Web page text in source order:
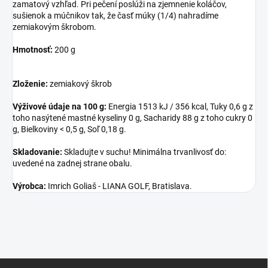
zamatový vzhľad. Pri pečení poslúži na zjemnenie koláčov,
sušienok a múčnikov tak, že časť múky (1/4) nahradíme
zemiakovým škrobom.
Hmotnosť: 200 g
Zloženie: zemiakový škrob
Výživové údaje na 100 g: Energia 1513 kJ / 356 kcal, Tuky 0,6 g z
toho nasýtené mastné kyseliny 0 g, Sacharidy 88 g z toho cukry 0
g, Bielkoviny < 0,5 g, Soľ 0,18 g.
Skladovanie: Skladujte v suchu! Minimálna trvanlivosť do:
uvedené na zadnej strane obalu.
Výrobca: Imrich Goliaš - LIANA GOLF, Bratislava.